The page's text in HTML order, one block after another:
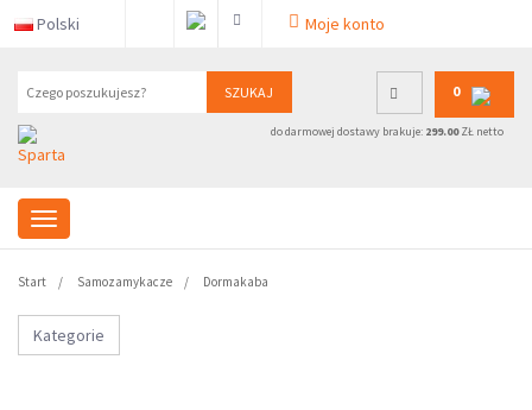
Polski Moje konto
SZUKAJ 0
do darmowej dostawy brakuje: 299.00ZŁ netto
Start Samozamykacze Dormakaba
Kategorie